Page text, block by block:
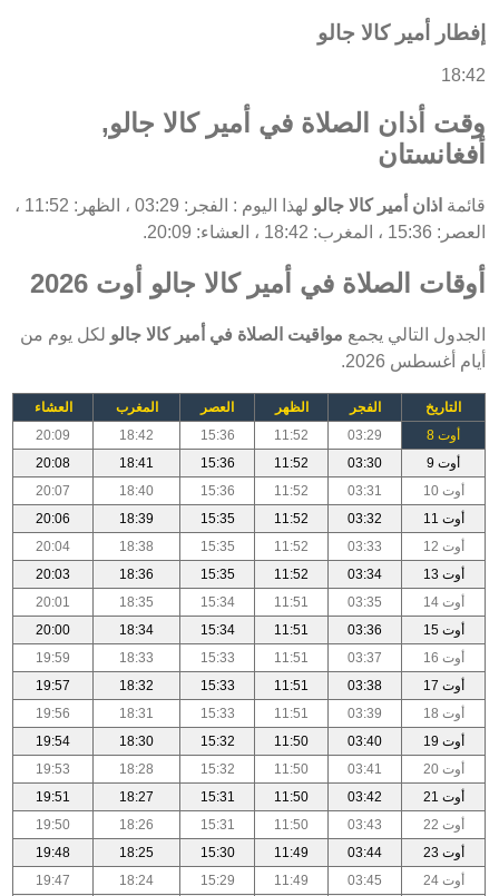
إفطار أمير كالا جالو
18:42
وقت أذان الصلاة في أمير كالا جالو,
أفغانستان
قائمة اذان أمير كالا جالو
لهذا اليوم : الفجر: 03:29 ، الظهر: 11:52 ،
العصر: 15:36 ، المغرب: 18:42 ، العشاء: 20:09.
أوقات الصلاة في أمير كالا جالو أوت 2026
الجدول التالي يجمع مواقيت الصلاة في أمير كالا جالو لكل يوم من
أيام أغسطس 2026.
التاريخ الفجر الظهر العصر المغرب
العشاء
أوت 8
03:29
11:52
15:36
18:42
20:09
أوت 9
03:30
11:52
15:36
18:41
20:08
أوت 10
03:31
11:52
15:36
18:40
20:07
أوت 11
03:32
11:52
15:35
18:39
20:06
أوت 12
03:33
11:52
15:35
18:38
20:04
أوت 13
03:34
11:52
15:35
18:36
20:03
أوت 14
03:35
11:51
15:34
18:35
20:01
أوت 15
03:36
11:51
15:34
18:34
20:00
أوت 16
03:37
11:51
15:33
18:33
19:59
أوت 17
03:38
11:51
15:33
18:32
19:57
أوت 18
03:39
11:51
15:33
18:31
19:56
أوت 19
03:40
11:50
15:32
18:30
19:54
أوت 20
03:41
11:50
15:32
18:28
19:53
أوت 21
03:42
11:50
15:31
18:27
19:51
أوت 22
03:43
11:50
15:31
18:26
19:50
أوت 23
03:44
11:49
15:30
18:25
19:48
أوت 24
03:45
11:49
15:29
18:24
19:47